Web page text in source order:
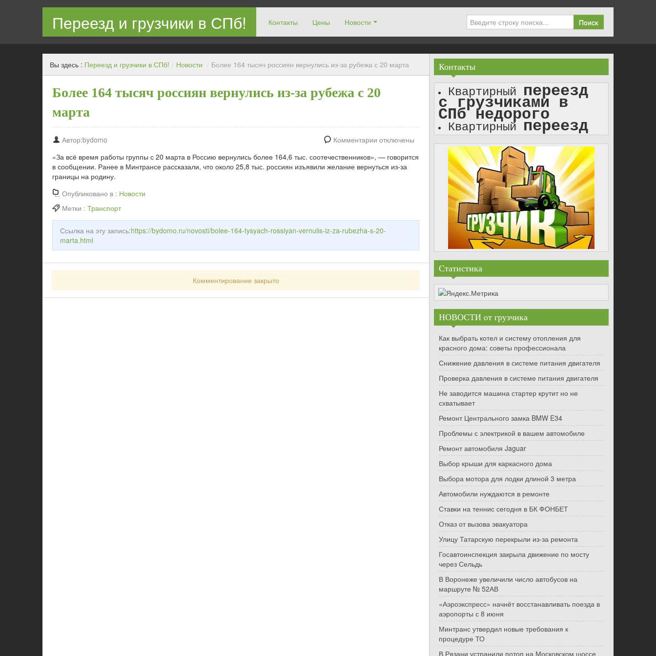
Переезд и грузчики в СПб! Контакты Цены Новости Поиск
Квартирный переезд с грузчиками в СПб недорого
Вы здесь : Переезд и грузчики в СПб! / Новости / Более 164 тысяч россиян вернулись из-за рубежа с 20 марта
Более 164 тысяч россиян вернулись из-за рубежа с 20
марта
Автор:bydomo
Комментарии отключены
«За всё время работы группы с 20 марта в Россию вернулись более 164,6 тыс. соотечественников», — говорится
в сообщении. Ранее в Минтрансе рассказали, что около 25,8 тыс. россиян изъявили желание вернуться из-за
границы на родину.
Опубликовано в : Новости
Метки : Транспорт
Ссылка на эту запись:https://bydomo.ru/novosti/bolee-164-tysyach-rossiyan-vernulis-iz-za-rubezha-s-20-
marta.html
Комментирование закрыто
Контакты
Квартирный переезд
с грузчиками в
СПб недорого
Квартирный переезд
Статистика
НОВОСТИ от грузчика
Как выбрать котел и систему отопления для
красного дома: советы профессионала
Снижение давления в системе питания двигателя
Проверка давления в системе питания двигателя
Не заводится машина стартер крутит но не
схватывает
Ремонт Центрального замка BMW E34
Проблемы с электрикой в вашем автомобиле
Ремонт автомобиля Jaguar
Выбор крыши для каркасного дома
Выбора мотора для лодки длиной 3 метра
Автомобили нуждаются в ремонте
Ставки на теннис сегодня в БК ФОНБЕТ
Отказ от вызова эвакуатора
Улицу Татарскую перекрыли из-за ремонта
Госавтоинспекция закрыла движение по мосту
через Сельдь
В Воронеже увеличили число автобусов на
маршруте № 52АВ
«Аэроэкспресс» начнёт восстанавливать поезда в
аэропорты с 8 июня
Минтранс утвердил новые требования к
процедуре ТО
В Рязани устранили потоп на Московском шоссе